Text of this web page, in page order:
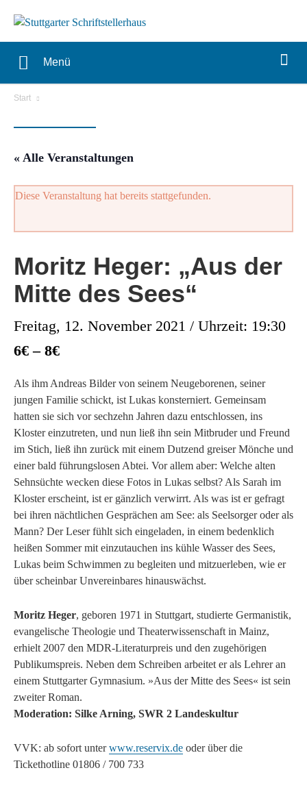
Menü
Start
« Alle Veranstaltungen
Diese Veranstaltung hat bereits stattgefunden.
Moritz Heger: „Aus der
Mitte des Sees“
Freitag, 12. November 2021 / Uhrzeit: 19:30
6€ – 8€
Als ihm Andreas Bilder von seinem Neugeborenen, seiner
jungen Familie schickt, ist Lukas konsterniert. Gemeinsam
hatten sie sich vor sechzehn Jahren dazu entschlossen, ins
Kloster einzutreten, und nun ließ ihn sein Mitbruder und Freund
im Stich, ließ ihn zurück mit einem Dutzend greiser Mönche und
einer bald führungslosen Abtei. Vor allem aber: Welche alten
Sehnsüchte wecken diese Fotos in Lukas selbst? Als Sarah im
Kloster erscheint, ist er gänzlich verwirrt. Als was ist er gefragt
bei ihren nächtlichen Gesprächen am See: als Seelsorger oder als
Mann? Der Leser fühlt sich eingeladen, in einem bedenklich
heißen Sommer mit einzutauchen ins kühle Wasser des Sees,
Lukas beim Schwimmen zu begleiten und mitzuerleben, wie er
über scheinbar Unvereinbares hinauswächst.
Moritz Heger, geboren 1971 in Stuttgart, studierte Germanistik,
evangelische Theologie und Theaterwissenschaft in Mainz,
erhielt 2007 den MDR-Literaturpreis und den zugehörigen
Publikumspreis. Neben dem Schreiben arbeitet er als Lehrer an
einem Stuttgarter Gymnasium. »Aus der Mitte des Sees« ist sein
zweiter Roman.
Moderation: Silke Arning, SWR 2 Landeskultur
VVK: ab sofort unterwww.reservix.de oder über die
Tickethotline 01806 / 700 733